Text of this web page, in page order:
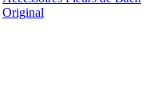
Original